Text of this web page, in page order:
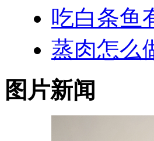
吃白条鱼
蒸肉怎么
图片新闻